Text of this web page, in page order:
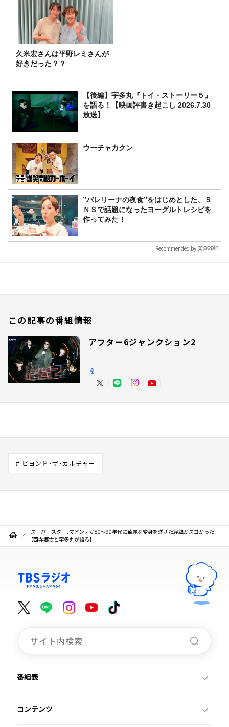
久米宏さんは平野レミさんが
好きだった？？
【後編】宇多丸『トイ・ストーリー５』
を語る！【映画評書き起こし 2026.7.30
放送】
ウーチャカクン
”バレリーナの夜食”をはじめとした、Ｓ
ＮＳで話題になったヨーグルトレシピを
作ってみた！
Recommended by
この記事の番組情報
アフター6ジャンクション2
# ビヨンド・ザ・カルチャー
スーパースター、マドンナが80～90年代に華麗な変身を遂げた経緯がスゴかった
【西寺郷太と宇多丸が語る】
番組表
コンテンツ